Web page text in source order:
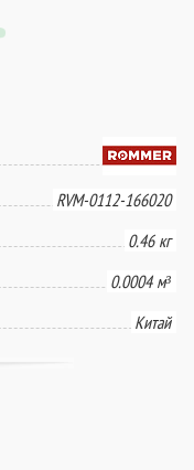
RVM-0112-166020
0.46 кг
0.0004 м³
Китай